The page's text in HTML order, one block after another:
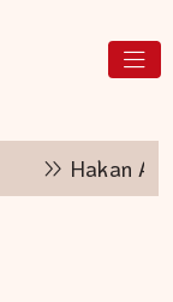
Hakan Aran